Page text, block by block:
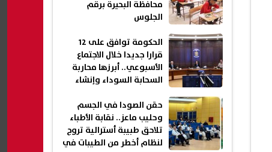
محافظة البحيرة برقم
الجلوس
الحكومة توافق على 12
قرارا جديدا خلال الاجتماع
الأسبوعي.. أبرزها محاربة
السحابة السوداء وإنشاء
حقن الصودا في الجسم
وحليب ماعز.. نقابة الأطباء
تلاحق طبيبة أسترالية تروج
لنظام أخطر من الطيبات في